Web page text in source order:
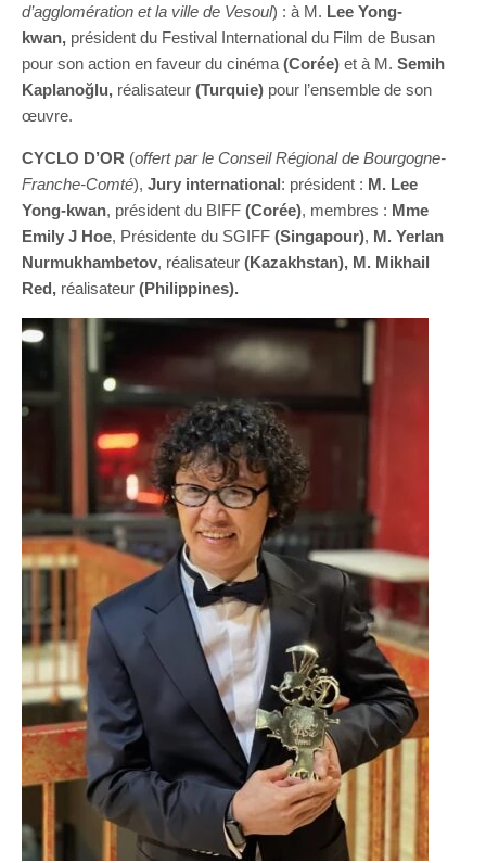
d’agglomération et la ville de Vesoul) : à M. Lee Yong-
kwan, président du Festival International du Film de Busan
pour son action en faveur du cinéma(Corée) et à M. Semih
Kaplanoğlu, réalisateur (Turquie) pour l’ensemble de son
œuvre.
CYCLO D’OR (offert par le Conseil Régional de Bourgogne-
Franche-Comté), Jury international: président : M. Lee
Yong-kwan, président du BIFF (Corée), membres : Mme
Emily J Hoe, Présidente du SGIFF (Singapour), M. Yerlan
Nurmukhambetov, réalisateur (Kazakhstan), M. Mikhail
Red, réalisateur (Philippines).